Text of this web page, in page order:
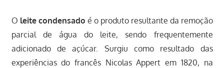
O leite condensado é o produto resultante da remoção
parcial de água do leite, sendo frequentemente
adicionado de açúcar. Surgiu como resultado das
experiências do francês Nicolas Appert em 1820, na